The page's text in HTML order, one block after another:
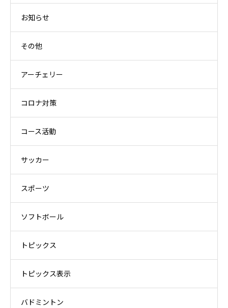
お知らせ
その他
アーチェリー
コロナ対策
コース活動
サッカー
スポーツ
ソフトボール
トピックス
トピックス表示
バドミントン